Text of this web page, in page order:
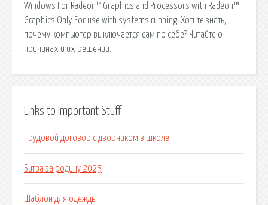
Windows For Radeon™ Graphics and Processors with Radeon™
Graphics Only For use with systems running. Хотите знать,
почему компьютер выключается сам по себе? Читайте о
причинах и их решении.
Links to Important Stuff
Трудовой договор с дворником в школе
Битва за родину 2025
Шаблон для одежды